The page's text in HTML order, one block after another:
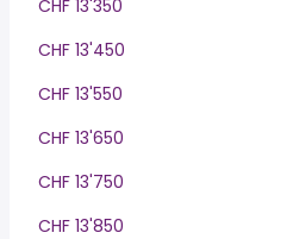
CHF 13'350
CHF 13'450
CHF 13'550
CHF 13'650
CHF 13'750
CHF 13'850